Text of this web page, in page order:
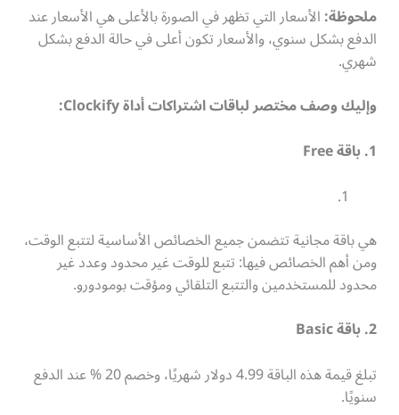
ملحوظة:الأسعار التي تظهر في الصورة بالأعلى هي الأسعار عند
الدفع بشكل سنوي، والأسعار تكون أعلى في حالة الدفع بشكل
شهري.
وإليك وصف مختصر لباقات اشتراكات أداة Clockify:
1. باقة Free
هي باقة مجانية تتضمن جميع الخصائص الأساسية لتتبع الوقت،
ومن أهم الخصائص فيها: تتبع للوقت غير محدود وعدد غير
محدود للمستخدمين والتتبع التلقائي ومؤقت بومودورو.
2. باقة Basic
تبلغ قيمة هذه الباقة 4.99 دولار شهريًا، وخصم 20 % عند الدفع
سنويًا.